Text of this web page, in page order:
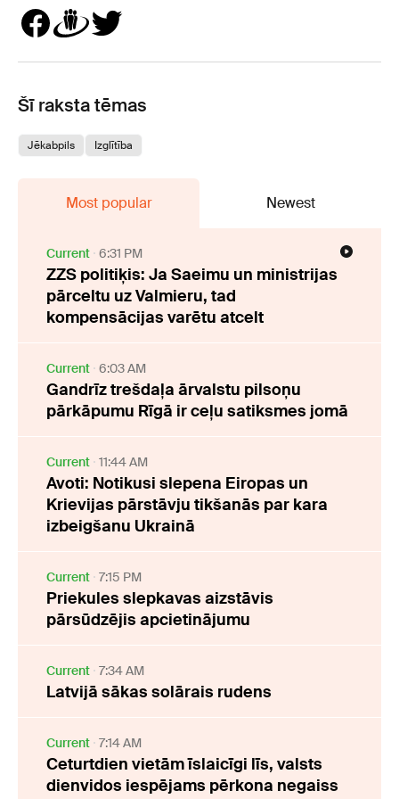
Šī raksta tēmas
Jēkabpils Izglītība
Most popular Newest
Current 6:31 PM
ZZS politiķis: Ja Saeimu un ministrijas
pārceltu uz Valmieru, tad
kompensācijas varētu atcelt
Current 6:03 AM
Gandrīz trešdaļa ārvalstu pilsoņu
pārkāpumu Rīgā ir ceļu satiksmes jomā
Current 11:44 AM
Avoti: Notikusi slepena Eiropas un
Krievijas pārstāvju tikšanās par kara
izbeigšanu Ukrainā
Current 7:15 PM
Priekules slepkavas aizstāvis
pārsūdzējis apcietinājumu
Current 7:34 AM
Latvijā sākas solārais rudens
Current 7:14 AM
Ceturtdien vietām īslaicīgi līs, valsts
dienvidos iespējams pērkona negaiss